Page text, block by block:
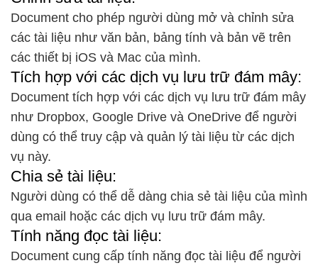
Document cho phép người dùng mở và chỉnh sửa
các tài liệu như văn bản, bảng tính và bản vẽ trên
các thiết bị iOS và Mac của mình.
Tích hợp với các dịch vụ lưu trữ đám mây:
Document tích hợp với các dịch vụ lưu trữ đám mây
như Dropbox, Google Drive và OneDrive để người
dùng có thể truy cập và quản lý tài liệu từ các dịch
vụ này.
Chia sẻ tài liệu:
Người dùng có thể dễ dàng chia sẻ tài liệu của mình
qua email hoặc các dịch vụ lưu trữ đám mây.
Tính năng đọc tài liệu:
Document cung cấp tính năng đọc tài liệu để người